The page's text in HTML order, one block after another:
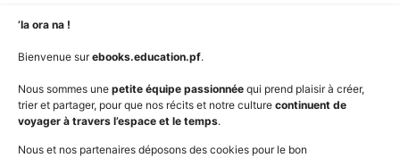
’Ia ora na !
Bienvenue surebooks.education.pf.
Nous sommes une petite équipe passionnée qui prend plaisir à créer,
trier et partager, pour que nos récits et notre culture continuent de
voyager à travers l’espace et le temps.
Nous et nos partenaires déposons des cookies pour le bon
Niveaux
AudioBooks
Outils
Vidéos
Mentions légales
www.education.pf